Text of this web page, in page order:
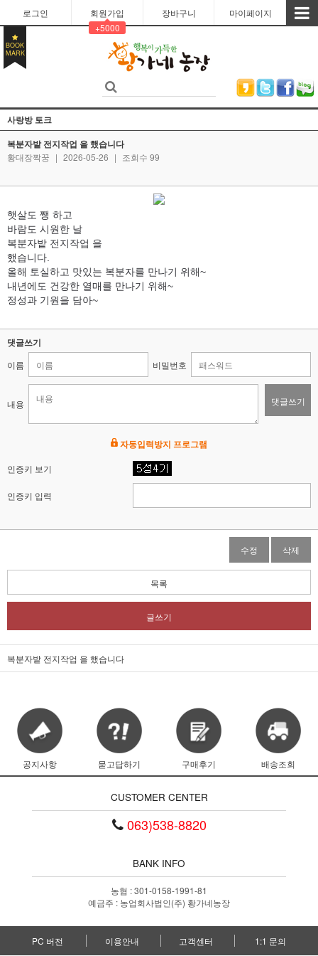
로그인
회원가입
+5000
장바구니 마이페이지
BOOK
MARK
사랑방 토크
복분자밭 전지작업 을 했습니다
황대장짝꿍 | 2026-05-26 | 조회수 99
햇살도 쨍 하고
바람도 시원한 날
복분자밭 전지작업 을
했습니다.
올해 토실하고 맛있는 복분자를 만나기 위해~
내년에도 건강한 열매를 만나기 위해~
정성과 기원을 담아~
댓글쓰기
이름 비밀번호
내용 댓글쓰기
자동입력방지 프로그램
인증키 보기
인증키 입력
수정 삭제
목록
글쓰기
복분자밭 전지작업 을 했습니다
공지사항 묻고답하기 구매후기 배송조회
CUSTOMER CENTER
063)538-8820
BANK INFO
농협 : 301-0158-1991-81
예금주 : 농업회사법인(주) 황가네농장
PC 버전 이용안내 고객센터 1:1 문의